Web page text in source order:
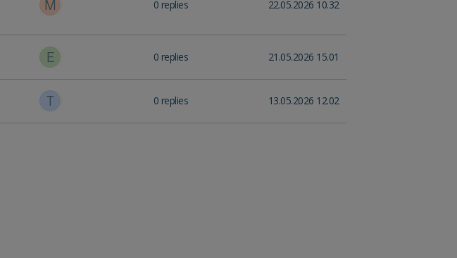
M 0 replies 22.05.2026 10.32
E 0 replies 21.05.2026 15.01
T 0 replies 13.05.2026 12.02